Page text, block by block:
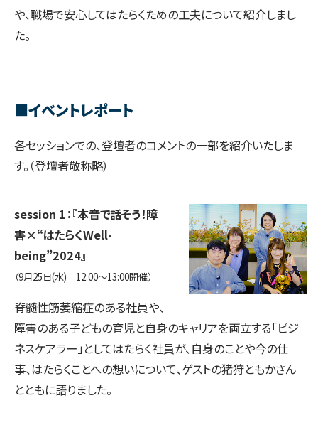
や、職場で安心してはたらくための工夫について紹介しまし
た。
■イベントレポート
各セッションでの、登壇者のコメントの一部を紹介いたしま
す。（登壇者敬称略）
session 1：『本音で話そう！障
害×“はたらくWell-
being”2024』
（9月25日(水) 12:00～13:00開催）
脊髄性筋萎縮症のある社員や、
障害のある子どもの育児と自身のキャリアを両立する「ビジ
ネスケアラー」としてはたらく社員が、自身のことや今の仕
事、はたらくことへの想いについて、ゲストの猪狩ともかさん
とともに語りました。